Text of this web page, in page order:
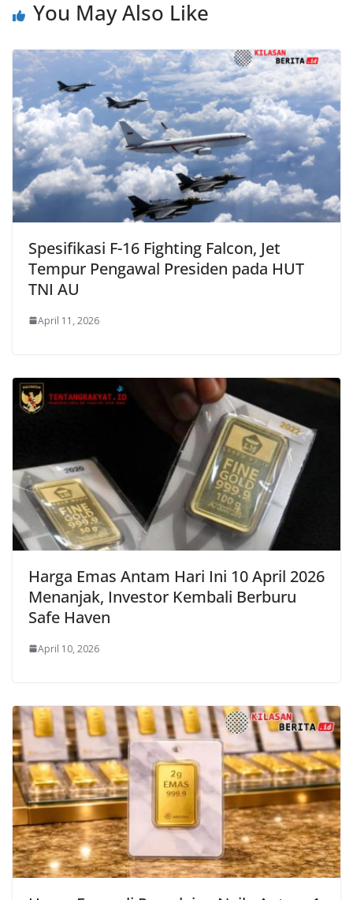
You May Also Like
Spesifikasi F-16 Fighting Falcon, Jet
Tempur Pengawal Presiden pada HUT
TNI AU
April 11, 2026
Harga Emas Antam Hari Ini 10 April 2026
Menanjak, Investor Kembali Berburu
Safe Haven
April 10, 2026